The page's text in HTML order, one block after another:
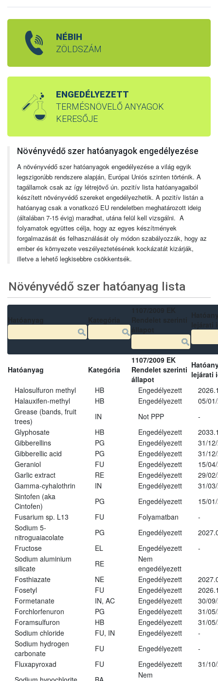
NÉBIH
ZÖLDSZÁM
ENGEDÉLYEZETT
TERMÉSNÖVELŐ ANYAGOK
KERESŐJE
Növényvédő szer hatóanyagok engedélyezése
A növényvédő szer hatóanyagok engedélyezése a világ egyik
legszigorúbb rendszere alapján, Európai Uniós szinten történik. A
tagállamok csak az így létrejövő ún. pozitív lista hatóanyagaiból
készített növényvédő szereket engedélyezhetik. A pozitív listán a
hatóanyag csak a vonatkozó EU rendeletben meghatározott ideig
(általában 7-15 évig) maradhat, utána felül kell vizsgálni. A
folyamatok együttes célja, hogy az egyes készítmények
forgalmazását és felhasználását oly módon szabályozzák, hogy az
ember és környezete veszélyeztetésének kockázatát kizárják,
illetve a lehető legkisebbre csökkentsék.
Növényvédő szer hatóanyag lista
Hatóanyag Kategória
1107/2009 EK
Rendelet szerinti
állapot
lejárati
Halosulfuron methyl
HB Engedélyezett
Halauxifen-methyl
HB Engedélyezett
05/
Grease (bands, fruit
trees)
IN Not PPP
-
Glyphosate
HB Engedélyezett
Gibberellins
PG Engedélyezett
31/
Gibberellic acid
PG Engedélyezett
31/
Geraniol
FU Engedélyezett
15/
Garlic extract
RE Engedélyezett
29/
Gamma-cyhalothrin
IN Engedélyezett
31/
Sintofen (aka
Cintofen)
PG Engedélyezett
15/
Fusarium sp. L13
FU Folyamatban
-
Sodium 5-
nitroguaiacolate
PG Engedélyezett
Fructose
EL Engedélyezett
-
Sodium aluminium
silicate
RE
Nem
engedélyezett
Fosthiazate
NE Engedélyezett
Fosetyl
FU Engedélyezett
Formetanate
IN, AC Engedélyezett
30/
Forchlorfenuron
PG Engedélyezett
31/
Foramsulfuron
HB Engedélyezett
31/
Sodium chloride
FU, IN Engedélyezett
-
Sodium hydrogen
carbonate
FU Engedélyezett
-
Fluxapyroxad
FU Engedélyezett
31/
Nem